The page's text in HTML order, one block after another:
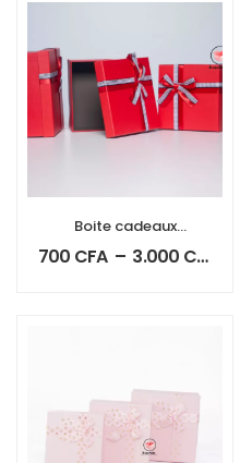
Boite cadeaux
carrée
700 CFA – 3.000 CFA